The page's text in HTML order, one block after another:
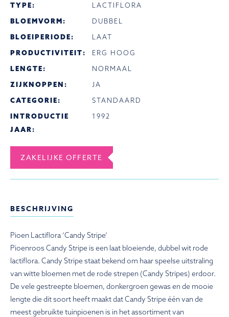
TYPE:
LACTIFLORA
BLOEMVORM:
DUBBEL
BLOEIPERIODE:
LAAT
PRODUCTIVITEIT:
ERG HOOG
LENGTE:
NORMAAL
ZIJKNOPPEN:
JA
CATEGORIE:
STANDAARD
INTRODUCTIE
JAAR:
1992
ZAKELIJKE OFFERTE
BESCHRIJVING
Pioen Lactiflora ‘Candy Stripe’
Pioenroos Candy Stripe is een laat bloeiende, dubbel wit rode
lactiflora. Candy Stripe staat bekend om haar speelse uitstraling
van witte bloemen met de rode strepen (Candy Stripes) erdoor.
De vele gestreepte bloemen, donkergroen gewas en de mooie
lengte die dit soort heeft maakt dat Candy Stripe één van de
meest gebruikte tuinpioenen is in het assortiment van